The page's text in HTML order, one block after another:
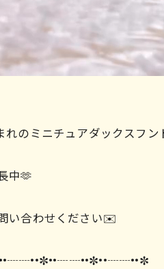
れのミニチュアダックスフ
中🫶
い合わせください✉️